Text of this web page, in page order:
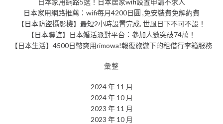
日本家用網路5選！日本居家wifi設置申請不求人
日本家用網路推薦：wifi每月4200日圓 ,免安裝費免解約費
【日本防盜攝影機】最短2小時設置完成, 世風日下不可不設！
【日本聯誼】日本婚活派對平台：參加人數突破74萬！
【日本生活】4500日幣爽用rimowa!報復旅遊下的租借行李箱服務
彙整
2024 年 11 月
2024 年 10 月
2023 年 11 月
2023 年 10 月